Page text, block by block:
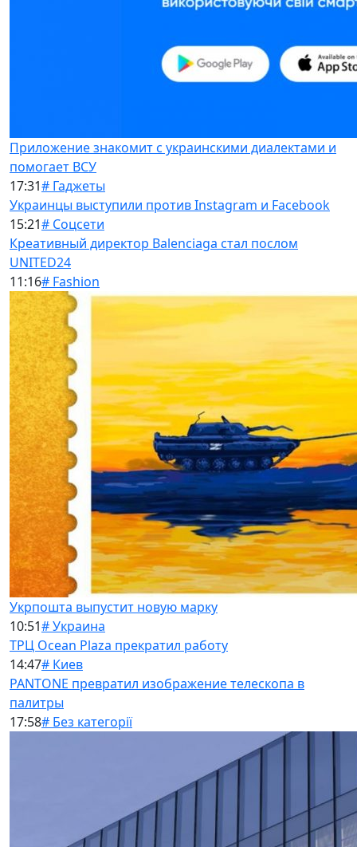
Приложение знакомит с украинскими диалектами и
помогает ВСУ
17:31# Гаджеты
Украинцы выступили против Instagram и Facebook
15:21# Соцсети
Креативный директор Balenciaga стал послом
UNITED24
11:16# Fashion
Укрпошта выпустит новую марку
10:51# Украина
ТРЦ Ocean Plaza прекратил работу
14:47# Киев
PANTONE превратил изображение телескопа в
палитры
17:58# Без категорії